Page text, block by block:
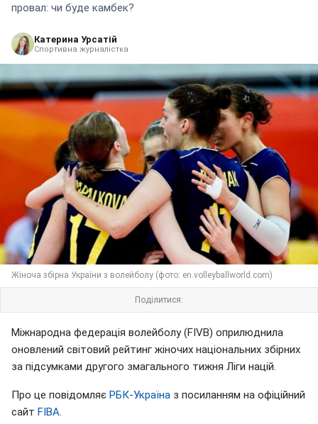
провал: чи буде камбек?
Катерина Урсатій
Спортивна журналістка
Жіноча збірна України з волейболу (фото: en.volleyballworld.com)
Поділитися:
Міжнародна федерація волейболу (FIVB) оприлюднила
оновлений світовий рейтинг жіночих національних збірних
за підсумками другого змагального тижня Ліги націй.
Про це повідомляє РБК-Україна з посиланням на офіційний
сайт FIBA